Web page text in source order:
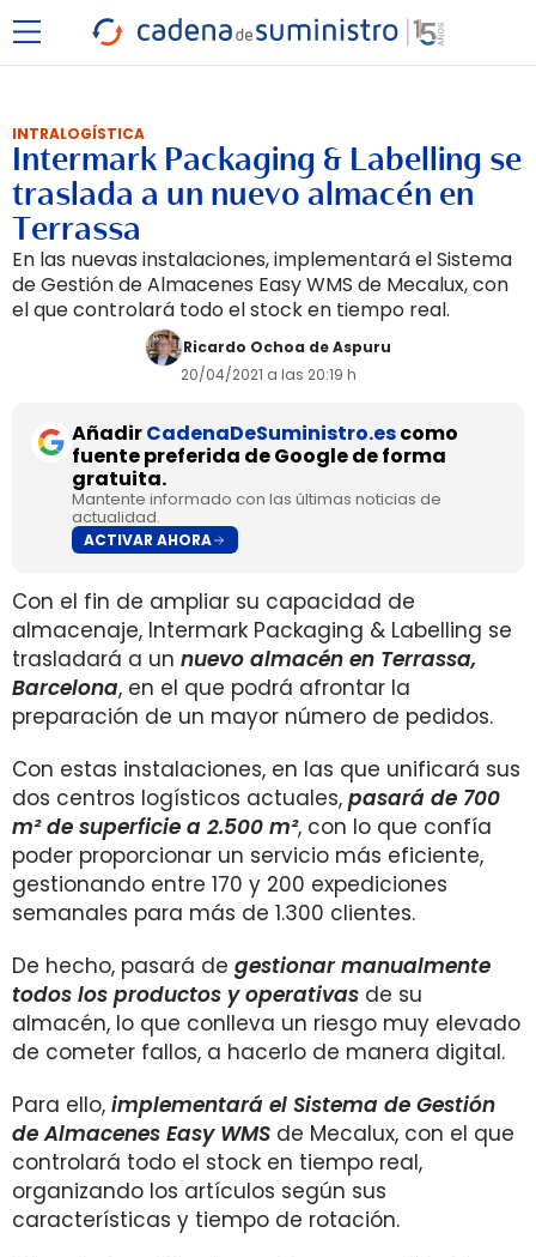
INTRALOGÍSTICA
Intermark Packaging & Labelling se
traslada a un nuevo almacén en
Terrassa
En las nuevas instalaciones, implementará el Sistema
de Gestión de Almacenes Easy WMS de Mecalux, con
el que controlará todo el stock en tiempo real.
Ricardo Ochoa de Aspuru
20/04/2021 a las 20:19 h
AñadirCadenaDeSuministro.escomo
fuente preferida de Google de forma
gratuita.
Mantente informado con las últimas noticias de
actualidad.
ACTIVAR AHORA
Con el fin de ampliar su capacidad de
almacenaje, Intermark Packaging & Labelling se
trasladará a un nuevo almacén en Terrassa,
Barcelona, en el que podrá afrontar la
preparación de un mayor número de pedidos.
Con estas instalaciones, en las que unificará sus
dos centros logísticos actuales, pasará de 700
m² de superficie a 2.500 m², con lo que confía
poder proporcionar un servicio más eficiente,
gestionando entre 170 y 200 expediciones
semanales para más de 1.300 clientes.
De hecho, pasará de gestionar manualmente
todos los productos y operativas de su
almacén, lo que conlleva un riesgo muy elevado
de cometer fallos, a hacerlo de manera digital.
Para ello, implementará el Sistema de Gestión
de Almacenes Easy WMS de Mecalux, con el que
controlará todo el stock en tiempo real,
organizando los artículos según sus
características y tiempo de rotación.